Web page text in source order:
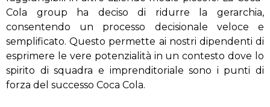
Cola group ha deciso di ridurre la gerarchia,
consentendo un processo decisionale veloce e
semplificato. Questo permette ai nostri dipendenti di
esprimere le vere potenzialità in un contesto dove lo
spirito di squadra e imprenditoriale sono i punti di
forza del successo Coca Cola.